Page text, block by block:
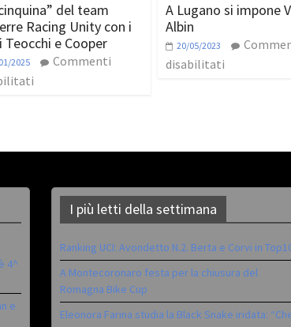
del team
Racing Unity con i
Teocchi e Cooper
2025
Commenti
A Lugano si impone
Albin
20/05/2023
disabilitati
4^
e
I più letti della settimana
Ranking UCI: Avondetto N.2. Berta e Corvi in
A Montecoronaro festa per la chiusura del
Romagna Bike Cup
Eleonora Farina studia la Black Snake iridata: